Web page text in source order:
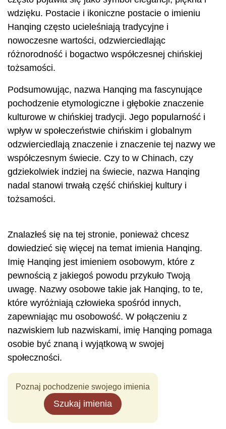
wdzięku. Postacie i ikoniczne postacie o imieniu
Hanqing często ucieleśniają tradycyjne i
nowoczesne wartości, odzwierciedlając
różnorodność i bogactwo współczesnej chińskiej
tożsamości.
Podsumowując, nazwa Hanqing ma fascynujące
pochodzenie etymologiczne i głębokie znaczenie
kulturowe w chińskiej tradycji. Jego popularność i
wpływ w społeczeństwie chińskim i globalnym
odzwierciedlają znaczenie i znaczenie tej nazwy we
współczesnym świecie. Czy to w Chinach, czy
gdziekolwiek indziej na świecie, nazwa Hanqing
nadal stanowi trwałą część chińskiej kultury i
tożsamości.
Znalazłeś się na tej stronie, ponieważ chcesz
dowiedzieć się więcej na temat imienia Hanqing.
Imię Hanqing jest imieniem osobowym, które z
pewnością z jakiegoś powodu przykuło Twoją
uwagę. Nazwy osobowe takie jak Hanqing, to te,
które wyróżniają człowieka spośród innych,
zapewniając mu osobowość. W połączeniu z
nazwiskiem lub nazwiskami, imię Hanqing pomaga
osobie być znaną i wyjątkową w swojej
społeczności.
Poznaj pochodzenie swojego imienia
Szukaj imienia